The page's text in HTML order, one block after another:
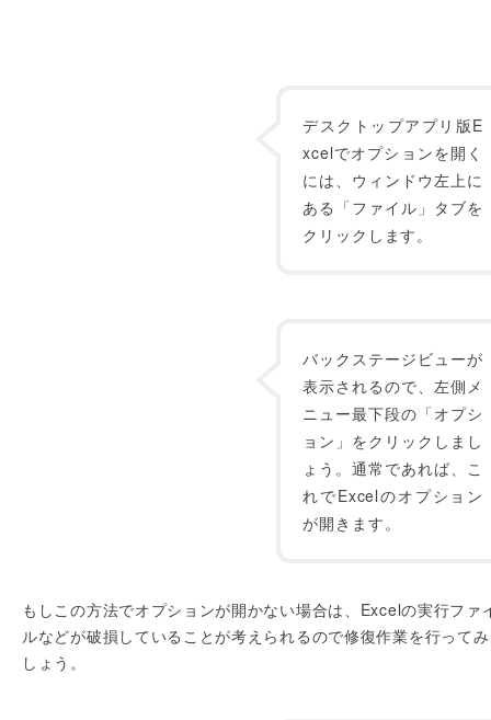
デスクトップアプリ版E
xcelでオプションを開く
には、ウィンドウ左上に
ある「ファイル」タブを
クリックします。
バックステージビューが
表示されるので、左側メ
ニュー最下段の「オプシ
ョン」をクリックしまし
ょう。通常であれば、こ
れでExcelのオプション
が開きます。
もしこの方法でオプションが開かない場合は、Excelの実行ファ
ルなどが破損していることが考えられるので修復作業を行って
しょう。